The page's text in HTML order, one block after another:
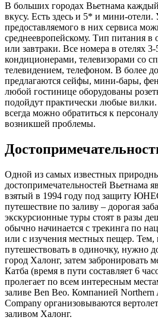
В больших городах Вьетнама каждый
вкусу. Есть здесь и 5* и мини-отели.
предоставляемого в них сервиса
среднеевропейскому. Тип питания
или завтраки. Все номера в отелях
кондиционерами, телевизорами со
телевидением, телефоном. В более
предлагаются сейфы, мини-бары,
любой гостинице оборудованы
подойдут практически любые
всегда можно обратиться к
возникшей проблемы.
Одной из самых известных
достопримечательностей Вьетнама
взятый в 1994 году под защиту
путешествие по заливу – дорогая
экскурсионные туры стоят в разы
обычно начинается с трекинга по
или с изучения местных пещер. Тем,
путешествовать в одиночку, нужно
город Халонг, затем забронировать
Катба (время в пути составляет 6
пролегает по всем интересным
заливе Ben Beo. Компанией
Company организовываются
заливом Халонг.